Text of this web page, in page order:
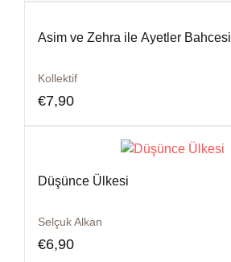
Asim ve Zehra ile Ayetler Bahcesi
Kollektif
€7,90
Düşünce Ülkesi
Selçuk Alkan
€6,90